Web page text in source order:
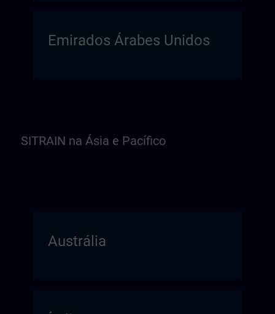
Emirados Árabes Unidos
SITRAIN na Ásia e Pacífico
Austrália